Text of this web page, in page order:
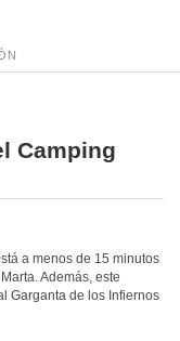
Camping
a menos de 15 minutos
Además, este
Garganta de los Infiernos